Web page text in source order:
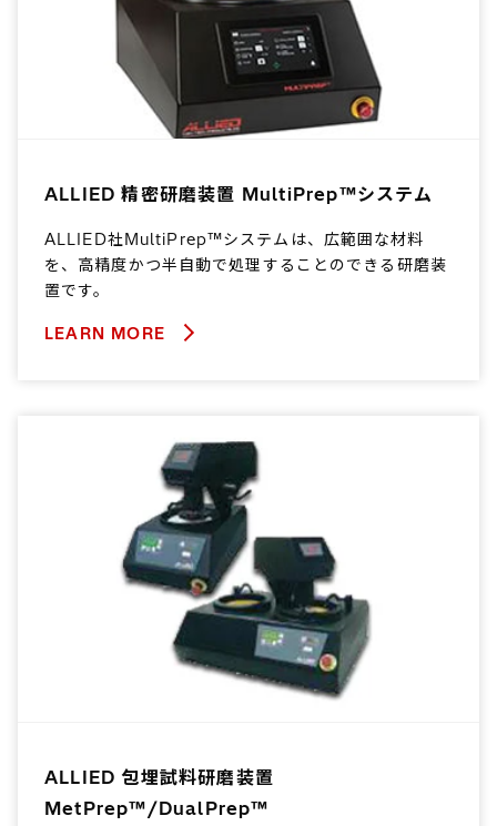
ALLIED 精密研磨装置 MultiPrep™システム
ALLIED社MultiPrep™システムは、広範囲な材料
を、高精度かつ半自動で処理することのできる研磨装
置です。
LEARN MORE
ALLIED 包埋試料研磨装置
MetPrep™/DualPrep™